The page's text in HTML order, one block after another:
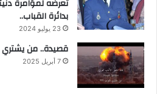
تعرضه لمؤامرة
بدائرة القباب..
23 يوليو 2024
قصيدة.. من
7 أبريل 2025